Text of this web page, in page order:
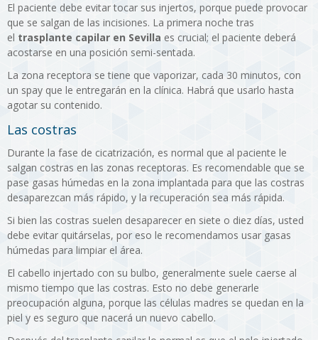
El paciente debe evitar tocar sus injertos, porque puede provocar
que se salgan de las incisiones. La primera noche tras
el trasplante capilar en Sevilla es crucial; el paciente deberá
acostarse en una posición semi-sentada.
La zona receptora se tiene que vaporizar, cada 30 minutos, con
un spay que le entregarán en la clínica. Habrá que usarlo hasta
agotar su contenido.
Las costras
Durante la fase de cicatrización, es normal que al paciente le
salgan costras en las zonas receptoras. Es recomendable que se
pase gasas húmedas en la zona implantada para que las costras
desaparezcan más rápido, y la recuperación sea más rápida.
Si bien las costras suelen desaparecer en siete o diez días, usted
debe evitar quitárselas, por eso le recomendamos usar gasas
húmedas para limpiar el área.
El cabello injertado con su bulbo, generalmente suele caerse al
mismo tiempo que las costras. Esto no debe generarle
preocupación alguna, porque las células madres se quedan en la
piel y es seguro que nacerá un nuevo cabello.